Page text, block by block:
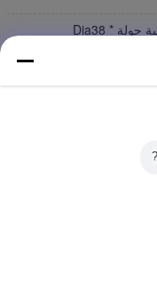
167g أنبوب تغليف المواد الغذائية جولة Dia38 *